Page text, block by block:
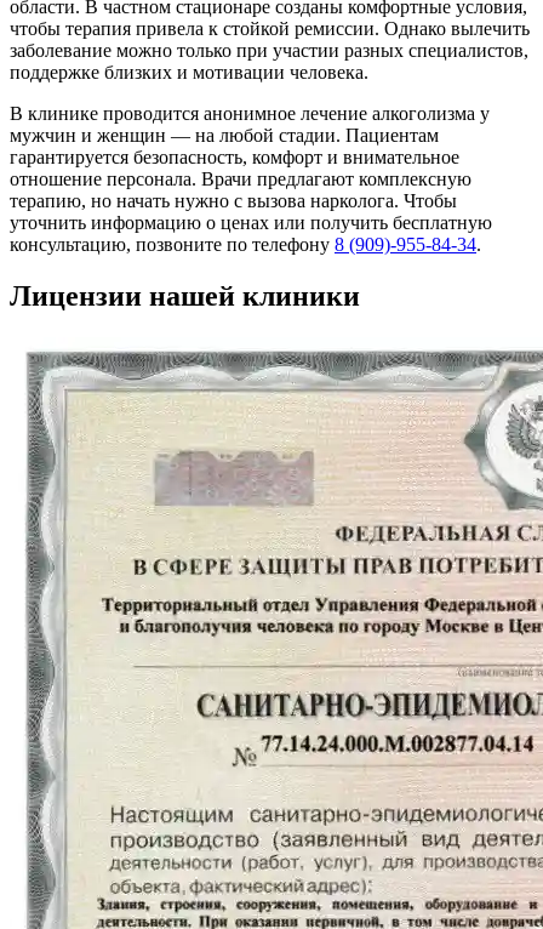
области. В частном стационаре созданы комфортные условия,
чтобы терапия привела к стойкой ремиссии. Однако вылечить
заболевание можно только при участии разных специалистов,
поддержке близких и мотивации человека.
В клинике проводится анонимное лечение алкоголизма у
мужчин и женщин — на любой стадии. Пациентам
гарантируется безопасность, комфорт и внимательное
отношение персонала. Врачи предлагают комплексную
терапию, но начать нужно с вызова нарколога. Чтобы
уточнить информацию о ценах или получить бесплатную
консультацию, позвоните по телефону 8 (909)-955-84-34.
Лицензии нашей клиники